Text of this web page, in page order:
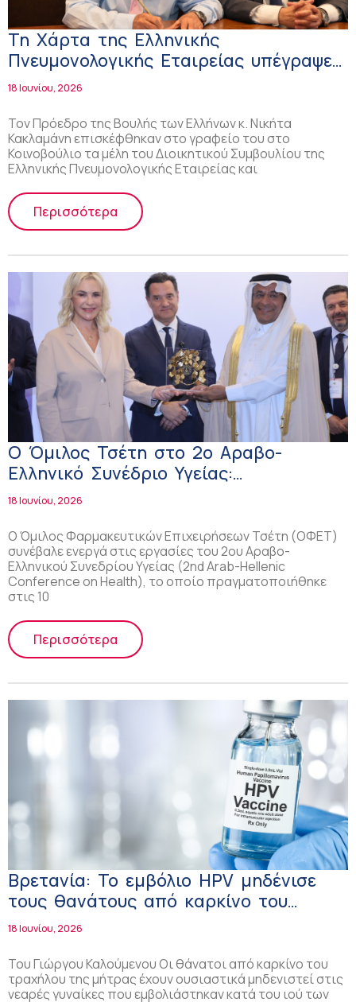
Τη Χάρτα της Ελληνικής
Πνευμονολογικής Εταιρείας υπέγραψε
ο Πρόεδρος της Βουλής
18 Ιουνίου, 2026
Τον Πρόεδρο της Βουλής των Ελλήνων κ. Νικήτα
Κακλαμάνη επισκέφθηκαν στο γραφείο του στο
Κοινοβούλιο τα μέλη του Διοικητικού Συμβουλίου της
Ελληνικής Πνευμονολογικής Εταιρείας και
Περισσότερα
Ο Όμιλος Τσέτη στο 2ο Αραβο-
Ελληνικό Συνέδριο Υγείας:
Οικοδομώντας γέφυρες συνεργασίας
ανάπτυξη
18 Ιουνίου, 2026
Ο Όμιλος Φαρμακευτικών Επιχειρήσεων Τσέτη (ΟΦΕΤ)
συνέβαλε ενεργά στις εργασίες του 2ου Αραβο-
Ελληνικού Συνεδρίου Υγείας (2nd Arab-Hellenic
Conference on Health), το οποίο πραγματοποιήθηκε
στις 10
Περισσότερα
Βρετανία: Το εμβόλιο HPV μηδένισε
τους θανάτους από καρκίνο του
τραχήλου της μήτρας στις νεαρές
18 Ιουνίου, 2026
Του Γιώργου Καλούμενου Oι θάνατοι από καρκίνο του
τραχήλου της μήτρας έχουν ουσιαστικά μηδενιστεί στις
νεαρές γυναίκες που εμβολιάστηκαν κατά του ιού των